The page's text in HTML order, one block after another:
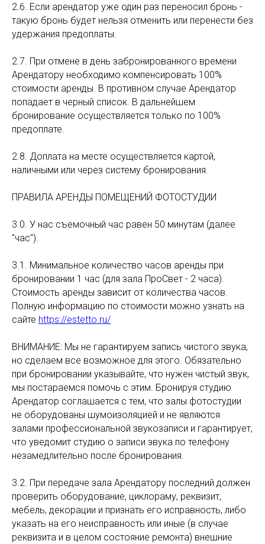
2.6. Если арендатор уже один раз переносил бронь -
такую бронь будет нельзя отменить или перенести без
удержания предоплаты.
2.7. При отмене в день забронированного времени
Арендатору необходимо компенсировать 100%
стоимости аренды. В противном случае Арендатор
попадает в черный список. В дальнейшем
бронирование осуществляется только по 100%
предоплате.
2.8. Доплата на месте осуществляется картой,
наличными или через систему бронирования.
ПРАВИЛА АРЕНДЫ ПОМЕЩЕНИЙ ФОТОСТУДИИ
3.0. У нас съемочный час равен 50 минутам (далее
"час").
3.1. Минимальное количество часов аренды при
бронировании 1 час (для зала ПроСвет - 2 часа).
Стоимость аренды зависит от количества часов.
Полную информацию по стоимости можно узнать на
сайте https://estetto.ru/
ВНИМАНИЕ: Мы не гарантируем запись чистого звука,
но сделаем все возможное для этого. Обязательно
при бронировании указывайте, что нужен чистый звук,
мы постараемся помочь с этим. Бронируя студию
Арендатор соглашается с тем, что залы фотостудии
не оборудованы шумоизоляцией и не являются
залами профессиональной звукозаписи и гарантирует,
что уведомит студию о записи звука по телефону
незамедлительно после бронирования.
3.2. При передаче зала Арендатору последний должен
проверить оборудование, циклораму, реквизит,
мебель, декорации и признать его исправность, либо
указать на его неисправность или иные (в случае
реквизита и в целом состояние ремонта) внешние